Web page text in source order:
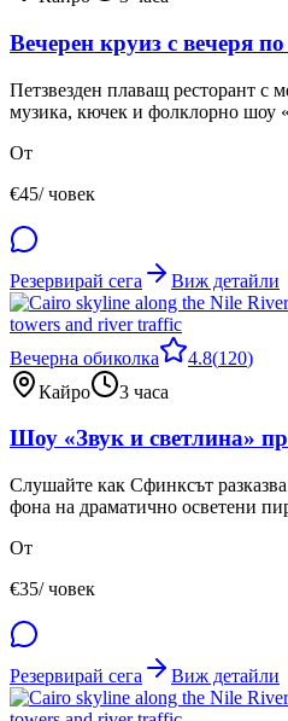
Вечерен круиз с вечеря
Петзвезден плаващ ресторант с
музика, кючек и фолклорно шоу
От
€45/ човек
Резервирай сега Виж детайли
Вечерна обиколка 4.8(120)
Кайро
3 часа
Шоу «Звук и светлина»
Слушайте как Сфинксът
фона на драматично осветени
От
€35/ човек
Резервирай сега Виж детайли